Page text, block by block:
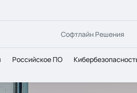
Софтлайн Решения
Российское ПО